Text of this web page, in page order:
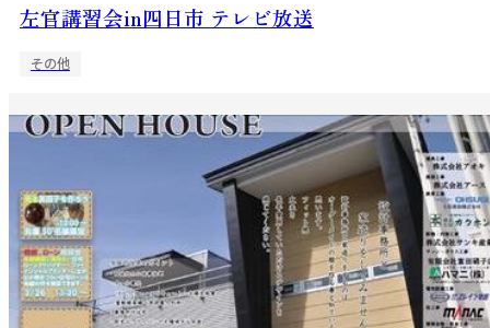
左官講習会in四日市 テレビ放送
その他